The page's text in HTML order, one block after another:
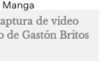
de video
de Gastón Britos